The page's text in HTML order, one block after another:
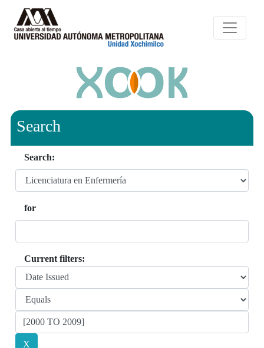
Search
Search:
for
Current filters: